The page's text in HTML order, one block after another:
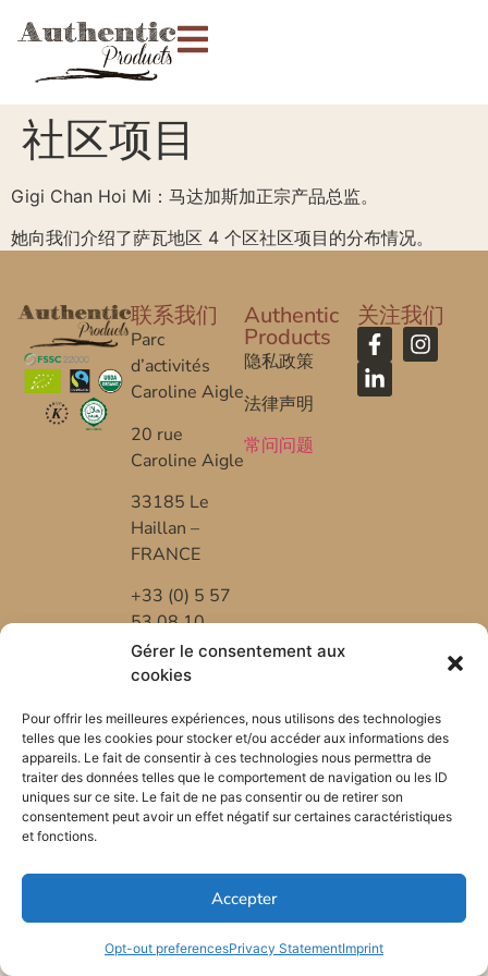
Gérer le consentement aux
cookies
Pour offrir les meilleures expériences, nous utilisons des technologies
telles que les cookies pour stocker et/ou accéder aux informations des
appareils. Le fait de consentir à ces technologies nous permettra de
traiter des données telles que le comportement de navigation ou les ID
uniques sur ce site. Le fait de ne pas consentir ou de retirer son
consentement peut avoir un effet négatif sur certaines caractéristiques
et fonctions.
Accepter
Opt-out preferencesPrivacy StatementImprint
社区项目
Gigi Chan Hoi Mi：马达加斯加正宗产品总监。
她向我们介绍了萨瓦地区 4 个区社区项目的分布情况。
联系我们
Parc
d’activités
Caroline Aigle
20 rue
Caroline Aigle
33185 Le
Haillan –
FRANCE
+33 (0) 5 57
53 08 10
*FR-BIO-01
Authentic
Products
隐私政策
法律声明
常问问题
关注我们